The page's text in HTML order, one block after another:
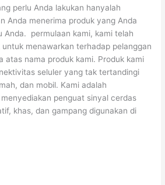
perlu Anda lakukan hanyalah
Anda menerima produk yang Anda
Anda. permulaan kami, kami telah
menawarkan terhadap pelanggan
atas nama produk kami. Produk kami
seluler yang tak tertandingi
dan mobil. Kami adalah
penguat sinyal cerdas
khas, dan gampang digunakan di